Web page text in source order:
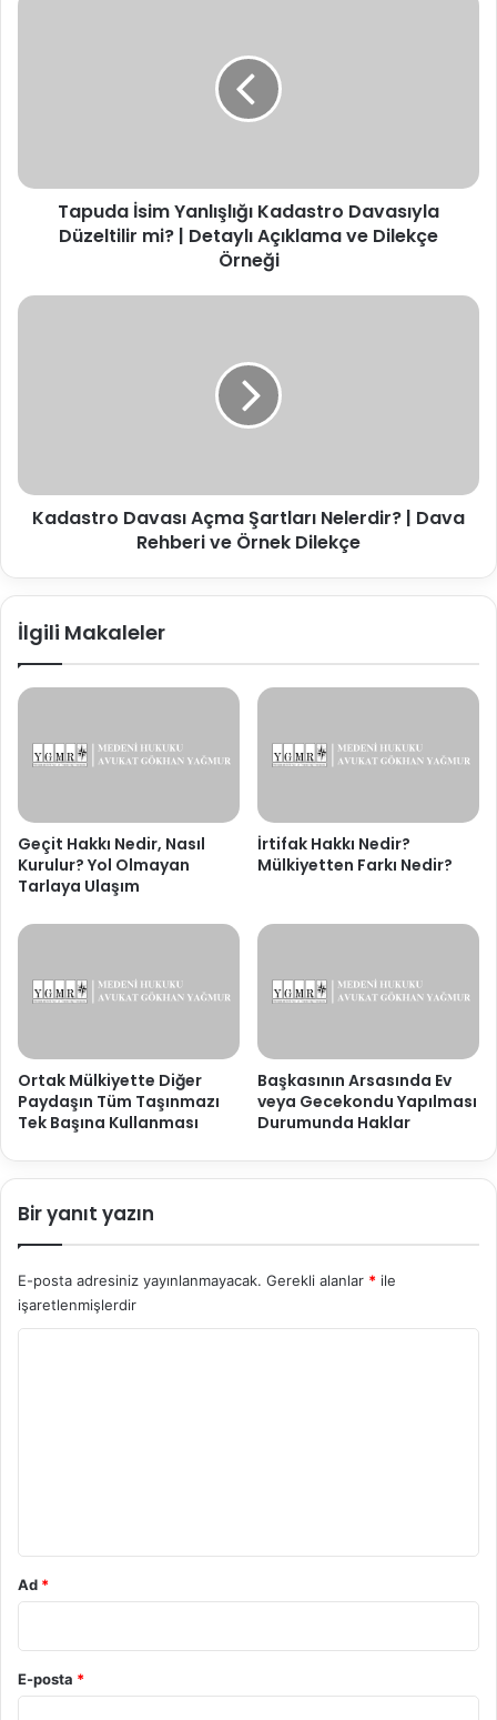
Detaylı
AçıklamaTapuda İsim Yanlışlığı Kadastro Davasıyla
Düzeltilir mi? | Detaylı Açıklama ve Dilekçe
Örneği
Kadastro
ve
Örnek
Kadastro Davası Açma Şartları Nelerdir? | Dava
Rehberi ve Örnek Dilekçe
İlgili Makaleler
Geçit Hakkı Nedir, Nasıl
Kurulur? Yol Olmayan
Tarlaya Ulaşım
İrtifak Hakkı Nedir?
Mülkiyetten Farkı Nedir?
Ortak Mülkiyette Diğer
Paydaşın Tüm Taşınmazı
Tek Başına Kullanması
Başkasının Arsasında Ev
veya Gecekondu Yapılması
Durumunda Haklar
Bir yanıt yazın
E-posta adresiniz yayınlanmayacak. Gerekli alanlar * ile
işaretlenmişlerdir
Ad *
E-posta *